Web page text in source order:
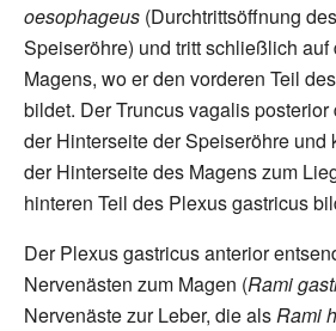
oesophageus (Durchtrittsöffnung des
Speiseröhre) und tritt schließlich
Magens, wo er den vorderen Teil
bildet. Der Truncus vagalis
der Hinterseite der Speiseröhre und
der Hinterseite des Magens zum
hinteren Teil des Plexus gastricus
Der Plexus gastricus anterior
Nervenästen zum Magen (Rami
Nervenäste zur Leber, die alsRami